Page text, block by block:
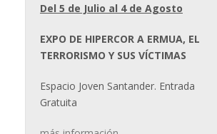
Del 5 de Julio al 4 de Agosto
EXPO DE HIPERCOR A ERMUA, EL
TERRORISMO Y SUS VÍCTIMAS
Espacio Joven Santander. Entrada
Gratuita